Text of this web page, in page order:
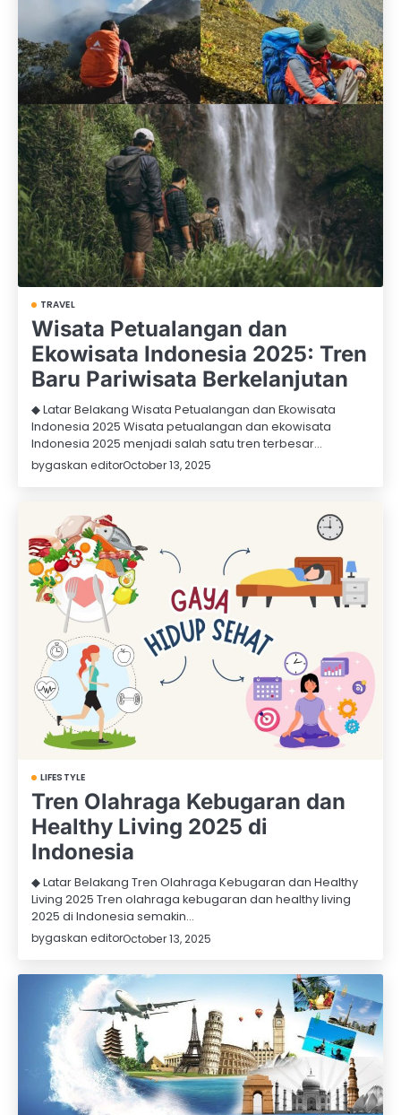
TRAVEL
Wisata Petualangan dan
Ekowisata Indonesia 2025: Tren
Baru Pariwisata Berkelanjutan
◆ Latar Belakang Wisata Petualangan dan Ekowisata
Indonesia 2025 Wisata petualangan dan ekowisata
Indonesia 2025 menjadi salah satu tren terbesar…
bygaskan editorOctober 13, 2025
LIFESTYLE
Tren Olahraga Kebugaran dan
Healthy Living 2025 di
Indonesia
◆ Latar Belakang Tren Olahraga Kebugaran dan Healthy
Living 2025 Tren olahraga kebugaran dan healthy living
2025 di Indonesia semakin…
bygaskan editorOctober 13, 2025